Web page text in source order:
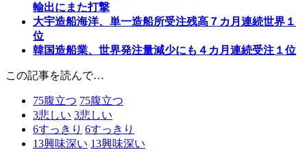
輸出にまた打撃
大宇造船海洋、単一造船所受注残高７カ月連続世界１
位
韓国造船業、世界発注量減少にも４カ月連続受注１位
この記事を読んで…
75腹立つ 75腹立つ
3悲しい 3悲しい
6すっきり 6すっきり
13興味深い 13興味深い